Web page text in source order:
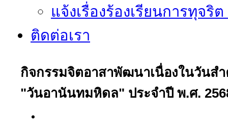
แจ้งเรื่องร้องเรียนการทุจริ
ติดต่อเรา
กิจกรรมจิตอาสาพัฒนาเนื่องในวันส
"วันอานันทมหิดล" ประจำปี พ.ศ.